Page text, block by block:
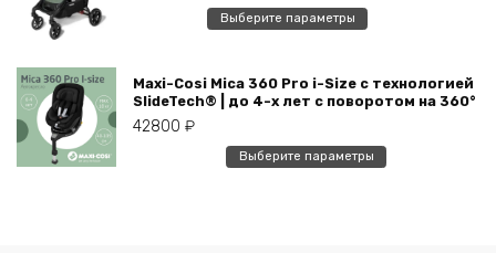
Опции
на
странице
Выберите параметры
Этот
несколько
вариаций.
можно
Maxi-Cosi Mica 360 Pro i-Size с технологией
SlideTech® | до 4-х лет с поворотом на 360°
42800 ₽
Выберите параметры
Этот